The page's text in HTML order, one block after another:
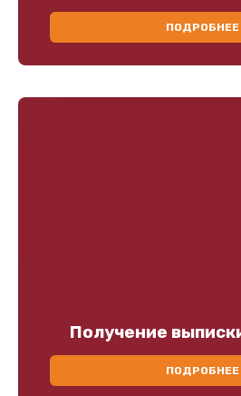
ПОДРОБНЕЕ
Получение
ПОДРОБНЕЕ